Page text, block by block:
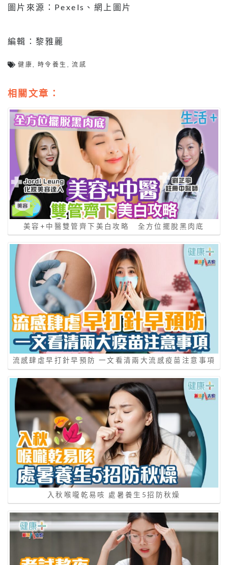
圖片來源：Pexels、網上圖片
編輯：黎雅麗
健康, 時令養生 ,流感
相關文章：
美容+中醫雙管齊下美白攻略 全方位擺脫黑肉底
流感肆虐早打針早預防 一文看清兩大流感疫苗注意事項
入秋喉嚨乾易咳 處暑養生5招防秋燥